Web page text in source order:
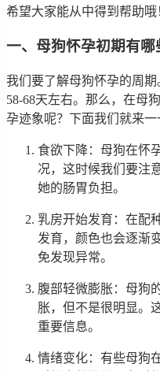
希望大家能从中得到帮助哦
一、母狗怀孕初期有哪
我们要了解母狗怀孕的周
58-68天左右。那么，在母
孕迹象呢？下面我们就来一
食欲下降：母狗在怀
况，这时候我们要注
她的肠胃负担。
乳房开始发育：在配
发育，颜色也会逐渐
免发现异常。
腹部轻微膨胀：母狗
胀，但不是很明显。
重要信息。
情绪变化：有些母狗